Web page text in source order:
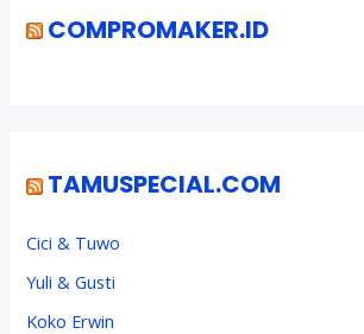
COMPROMAKER.ID
TAMUSPECIAL.COM
Cici & Tuwo
Yuli & Gusti
Koko Erwin